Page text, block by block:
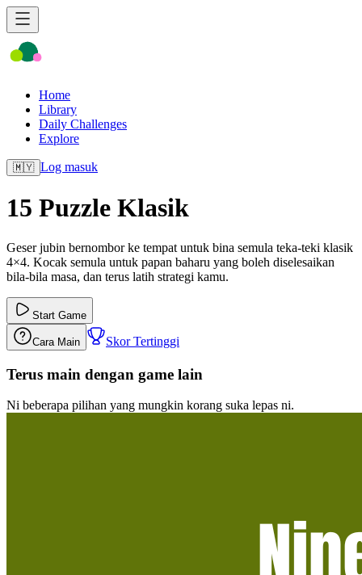
Home
Library
Daily Challenges
Explore
🇲🇾 Log masuk
15 Puzzle Klasik
Geser jubin bernombor ke tempat untuk bina semula teka-teki klasik
4×4. Kocak semula untuk papan baharu yang boleh diselesaikan
bila-bila masa, dan terus latih strategi kamu.
Start Game
Cara Main Skor Tertinggi
Terus main dengan game lain
Ni beberapa pilihan yang mungkin korang suka lepas ni.